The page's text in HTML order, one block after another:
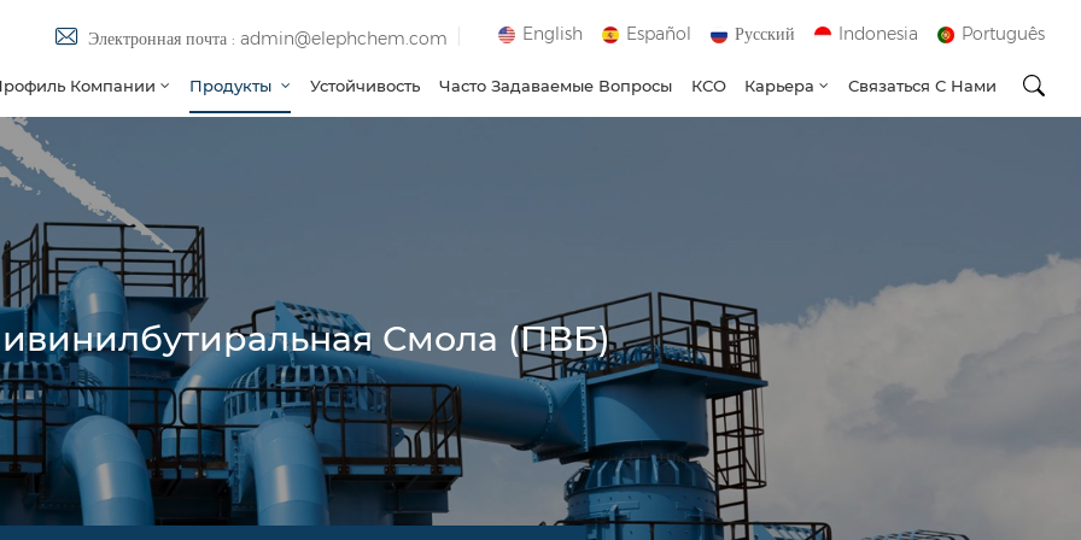
Электронная почта : admin@elephchem.com English Español Русский Indonesia Português
Компании Продукты Устойчивость Часто Задаваемые Вопросы КСО Карьера Связаться С Нами
Смола (ПВБ)